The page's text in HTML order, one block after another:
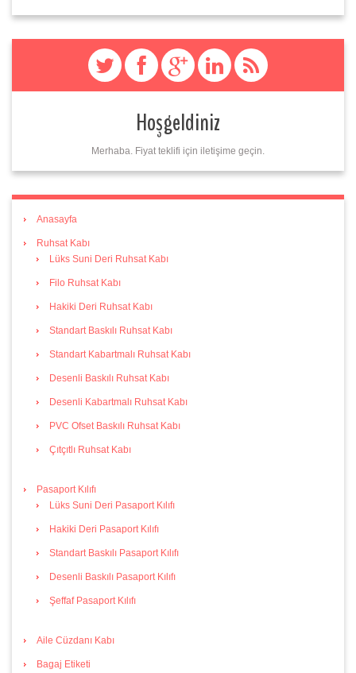
Hoşgeldiniz
Merhaba. Fiyat teklifi için iletişime geçin.
Anasayfa
Ruhsat Kabı
Lüks Suni Deri Ruhsat Kabı
Filo Ruhsat Kabı
Hakiki Deri Ruhsat Kabı
Standart Baskılı Ruhsat Kabı
Standart Kabartmalı Ruhsat Kabı
Desenli Baskılı Ruhsat Kabı
Desenli Kabartmalı Ruhsat Kabı
PVC Ofset Baskılı Ruhsat Kabı
Çıtçıtlı Ruhsat Kabı
Pasaport Kılıfı
Lüks Suni Deri Pasaport Kılıfı
Hakiki Deri Pasaport Kılıfı
Standart Baskılı Pasaport Kılıfı
Desenli Baskılı Pasaport Kılıfı
Şeffaf Pasaport Kılıfı
Aile Cüzdanı Kabı
Bagaj Etiketi